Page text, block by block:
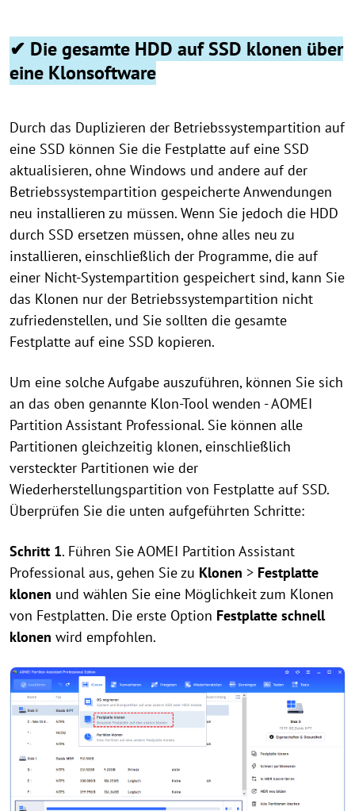
✔ Die gesamte HDD auf SSD klonen über
eine Klonsoftware
Durch das Duplizieren der Betriebssystempartition auf
eine SSD können Sie die Festplatte auf eine SSD
aktualisieren, ohne Windows und andere auf der
Betriebssystempartition gespeicherte Anwendungen
neu installieren zu müssen. Wenn Sie jedoch die HDD
durch SSD ersetzen müssen, ohne alles neu zu
installieren, einschließlich der Programme, die auf
einer Nicht-Systempartition gespeichert sind, kann Sie
das Klonen nur der Betriebssystempartition nicht
zufriedenstellen, und Sie sollten die gesamte
Festplatte auf eine SSD kopieren.
Um eine solche Aufgabe auszuführen, können Sie sich
an das oben genannte Klon-Tool wenden - AOMEI
Partition Assistant Professional. Sie können alle
Partitionen gleichzeitig klonen, einschließlich
versteckter Partitionen wie der
Wiederherstellungspartition von Festplatte auf SSD.
Überprüfen Sie die unten aufgeführten Schritte:
Schritt 1. Führen Sie AOMEI Partition Assistant
Professional aus, gehen Sie zu Klonen > Festplatte
klonen und wählen Sie eine Möglichkeit zum Klonen
von Festplatten. Die erste Option Festplatte schnell
klonen wird empfohlen.